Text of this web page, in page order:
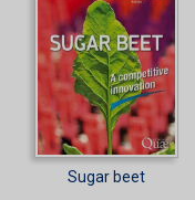
Sugar beet